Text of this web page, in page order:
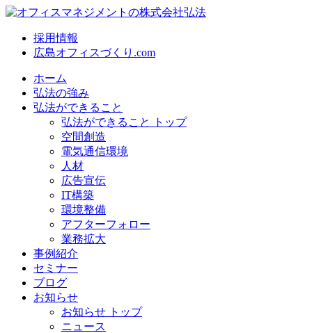
採用情報
広島オフィスづくり.com
ホーム
弘法の強み
弘法ができること
弘法ができること トップ
空間創造
電気通信環境
人材
広告宣伝
IT構築
環境整備
アフターフォロー
業務拡大
事例紹介
セミナー
ブログ
お知らせ
お知らせ トップ
ニュース